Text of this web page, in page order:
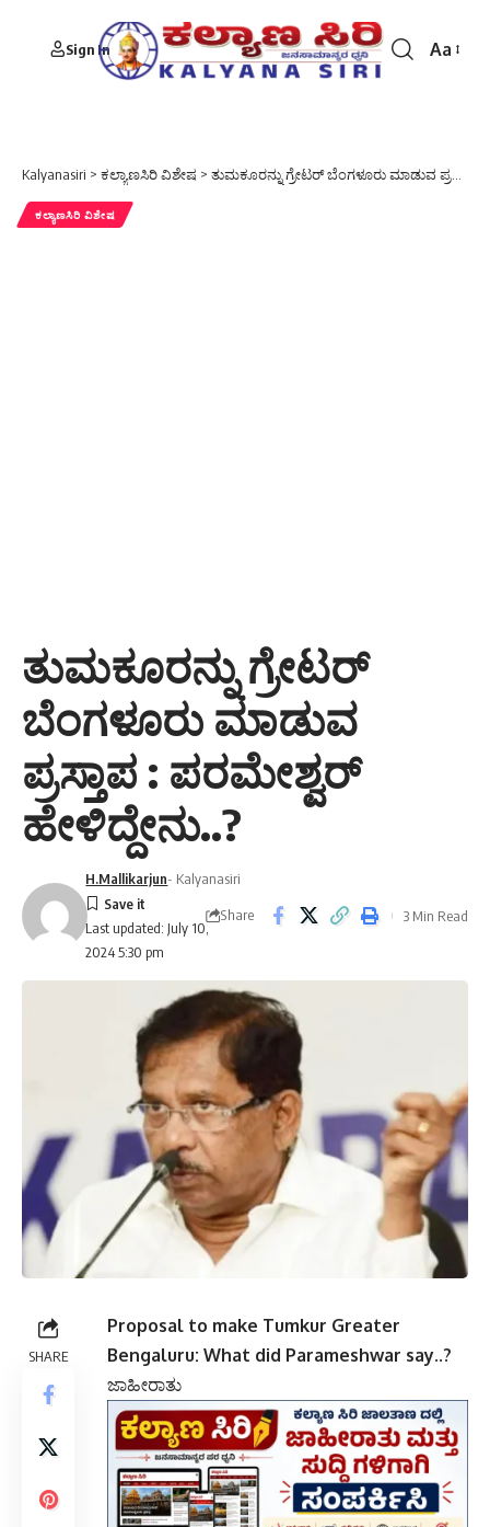
Sign In
Font
Aa
Kalyanasiri > ಕಲ್ಯಾಣಸಿರಿ ವಿಶೇಷ > ತುಮಕೂರನ್ನು ಗ್ರೇಟರ್‌ ಬೆಂಗಳೂರು ಮಾಡುವ ಪ್ರಸ್ತಾಪ : ಪರಮೇಶ್ವರ್ ಹೇಳಿದ್ದೇನು..?
ಕಲ್ಯಾಣಸಿರಿ ವಿಶೇಷ
ತುಮಕೂರನ್ನು ಗ್ರೇಟರ್‌
ಬೆಂಗಳೂರು ಮಾಡುವ
ಪ್ರಸ್ತಾಪ : ಪರಮೇಶ್ವರ್
ಹೇಳಿದ್ದೇನು..?
Last updated: July 10,
2024 5:30 pm
H.Mallikarjun- Kalyanasiri
Share 3 Min Read
SHARE
Proposal to make Tumkur Greater
Bengaluru: What did Parameshwar say..?
ಜಾಹೀರಾತು